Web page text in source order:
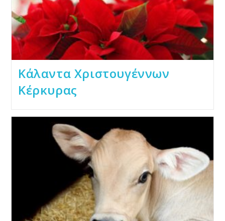
Κάλαντα Χριστουγέννων
Κέρκυρας